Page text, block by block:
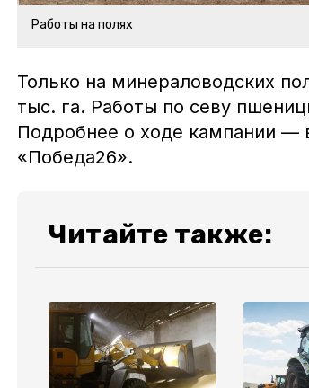
Работы на полях
Только на минераловодских
тыс. га. Работы по севу
Подробнее о ходе кампании —
«Победа26».
Читайте также: